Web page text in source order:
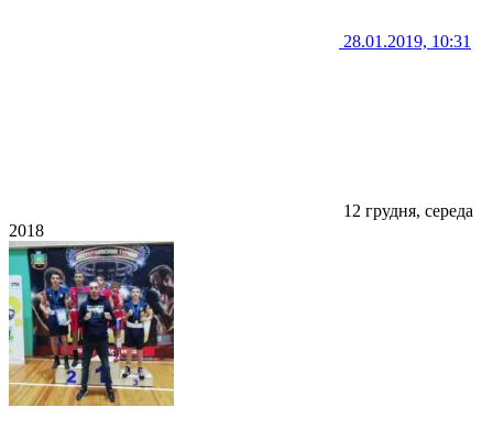
28.01.2019, 10:31
12 грудня, середа
2018